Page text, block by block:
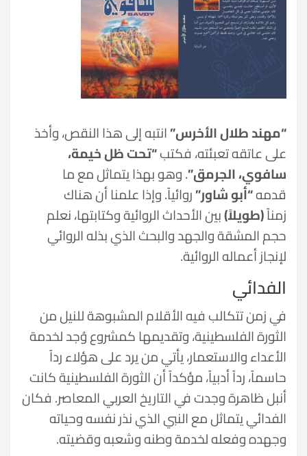
“مهند طلال الأخرس”انتبه إلى هذا النقص، وأخذ
على عاتقه تعبئته، فكتب“تحت ظل خيمة،
سافوي، الجرمق”. وهو بهذا يتماثل مع ما
قدمه“أبو شاور”روائياً. وإذا علمنا أن هناك
زمناً(طويلاً)بين الأحداث الروائية وكتابتها، نعلم
حجم المشقة والجهد والبحث الذي بذله الروائي
لإنجاز أعماله الروائية.
الفدائي
في زمن تتكالب فيه الأقلام المشبوهة للنيل من
الثورة الفلسطينية، وتقديمها كمشروع وُجد لخدمة
الأعداء والاستعمار، يأتي من يرد على هؤلاء رداً
حاسماً، رداً أدبياً، مؤكداً أن الثورة الفلسطينية كانت
أنبل ظاهرة وجدت في التاريخ العربي المعاصر. فكان
الفدائي يتماثل مع النبي الذي نذر نفسه وحياته
وجهده وفعله لخدمة وطنه وشعبه وقضيته.